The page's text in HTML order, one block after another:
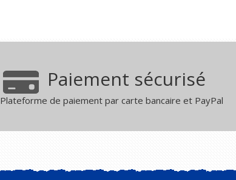
Paiement sécurisé
Plateforme de paiement par carte bancaire et PayPal